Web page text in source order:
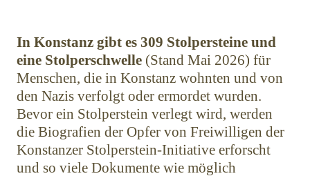
In Konstanz gibt es 309 Stolpersteine und
eine Stolperschwelle (Stand Mai 2026) für
Menschen, die in Konstanz wohnten und von
den Nazis verfolgt oder ermordet wurden.
Bevor ein Stolperstein verlegt wird, werden
die Biografien der Opfer von Freiwilligen der
Konstanzer Stolperstein-Initiative erforscht
und so viele Dokumente wie möglich